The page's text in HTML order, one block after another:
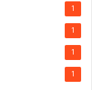
1
1
1
1